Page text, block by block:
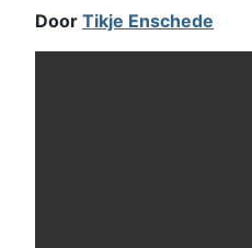
Door Tikje Enschede